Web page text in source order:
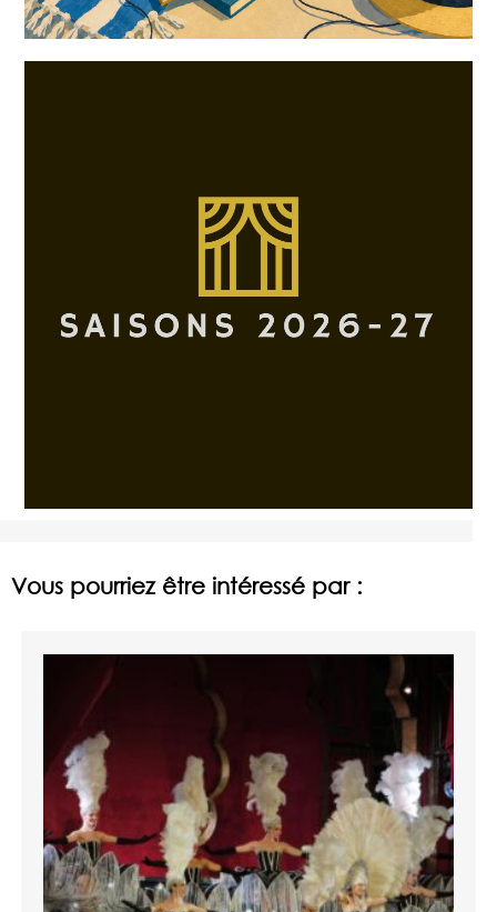
Vous pourriez être intéressé par :